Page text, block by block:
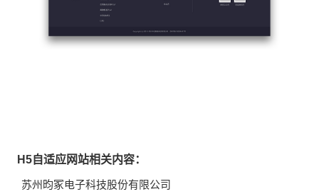
H5自适应网站相关内容：
苏州昀冢电子科技股份有限公司